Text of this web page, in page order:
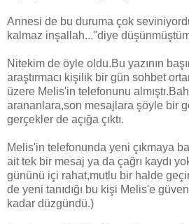
Annesi de bu duruma çok
kalmaz inşallah..."diye
Nitekim de öyle oldu.Bu yazının
araştırmacı kişilik bir gün sohbet
üzere Melis'in telefonunu
arananlara,son mesajlara şöyle bir
gerçekler de açığa çıktı.
Melis'in telefonunda yeni çıkmaya
ait tek bir mesaj ya da çağrı kaydı
gününü içi rahat,mutlu bir halde
de yeni tanıdığı bu kişi Melis'e
kadar düzgündü.)